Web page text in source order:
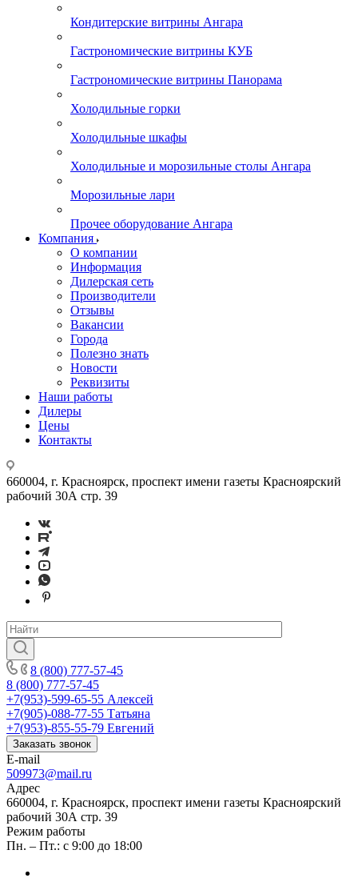
Кондитерские витрины Ангара
Гастрономические витрины КУБ
Гастрономические витрины Панорама
Холодильные горки
Холодильные шкафы
Холодильные и морозильные столы Ангара
Морозильные лари
Прочее оборудование Ангара
Компания
О компании
Информация
Дилерская сеть
Производители
Отзывы
Вакансии
Города
Полезно знать
Новости
Реквизиты
Наши работы
Дилеры
Цены
Контакты
660004, г. Красноярск, проспект имени газеты Красноярский
рабочий 30А стр. 39
8 (800) 777-57-45
8 (800) 777-57-45
+7(953)-599-65-55 Алексей
+7(905)-088-77-55 Татьяна
+7(953)-855-55-79 Евгений
Заказать звонок
E-mail
509973@mail.ru
Адрес
660004, г. Красноярск, проспект имени газеты Красноярский
рабочий 30А стр. 39
Режим работы
Пн. – Пт.: с 9:00 до 18:00